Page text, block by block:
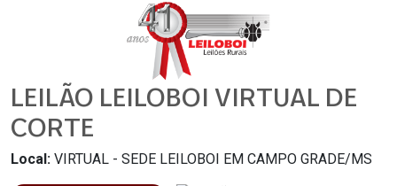
LEILÃO LEILOBOI VIRTUAL DE
CORTE
Local: VIRTUAL - SEDE LEILOBOI EM CAMPO GRADE/MS